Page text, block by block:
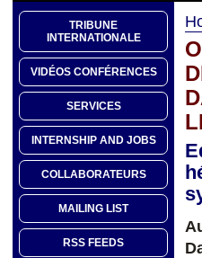
TRIBUNE
INTERNATIONALE
VIDÉOS CONFÉRENCES
SERVICES
INTERNSHIP AND JOBS
COLLABORATEURS
MAILING LIST
RSS FEEDS